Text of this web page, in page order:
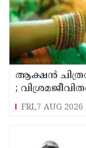
ആക്ഷൻ
;
നടി രശ്മിക
FRI,7 AUG 2026